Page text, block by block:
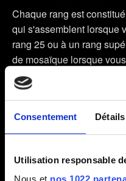
Consentement Détails
Utilisation responsable
Chaque rang est
qui s'assemblent lorsque
rang 25 ou à un rang
de mosaïque lorsque
impossible de descendre
saison.
À partir de la troisième
s'applique pas pour le
octroie un morceau de